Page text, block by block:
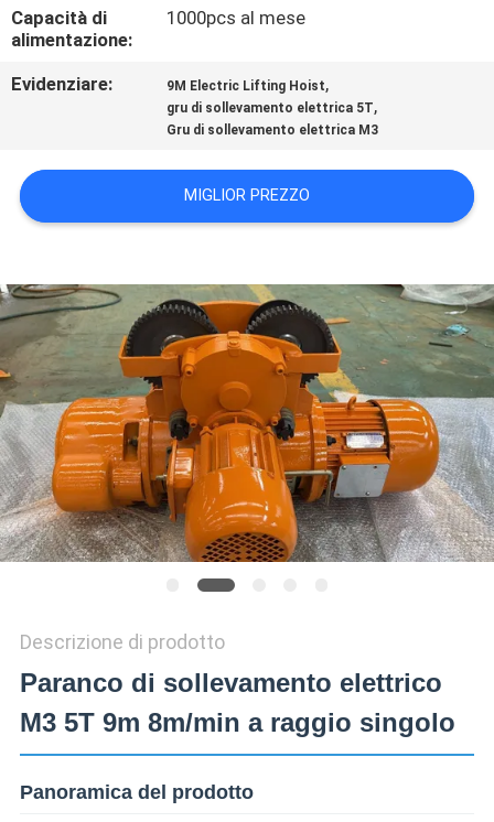
CITAZIONE
MAPPA
SITO
SULLA
PRIVACY
Capacità di
alimentazione:
1000pcs al mese
Evidenziare: 9M Electric Lifting Hoist,
gru di sollevamento elettrica 5T,
Gru di sollevamento elettrica M3
MIGLIOR PREZZO
Descrizione di prodotto
Paranco di sollevamento elettrico
M3 5T 9m 8m/min a raggio singolo
Panoramica del prodotto